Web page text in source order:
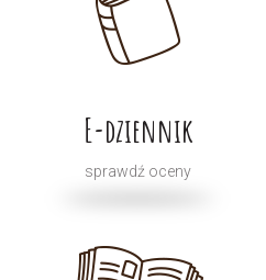
E-dziennik
sprawdź oceny